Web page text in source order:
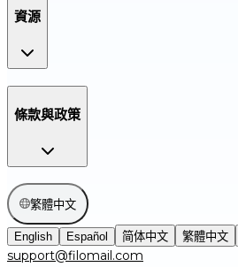
資源
條款與政策
繁體中文
English Español 简体中文 繁體中文
support@filomail.com